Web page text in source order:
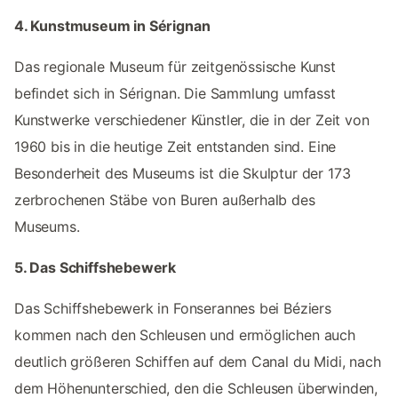
4. Kunstmuseum in Sérignan
Das regionale Museum für zeitgenössische Kunst
befindet sich in Sérignan. Die Sammlung umfasst
Kunstwerke verschiedener Künstler, die in der Zeit von
1960 bis in die heutige Zeit entstanden sind. Eine
Besonderheit des Museums ist die Skulptur der 173
zerbrochenen Stäbe von Buren außerhalb des
Museums.
5. Das Schiffshebewerk
Das Schiffshebewerk in Fonserannes bei Béziers
kommen nach den Schleusen und ermöglichen auch
deutlich größeren Schiffen auf dem Canal du Midi, nach
dem Höhenunterschied, den die Schleusen überwinden,